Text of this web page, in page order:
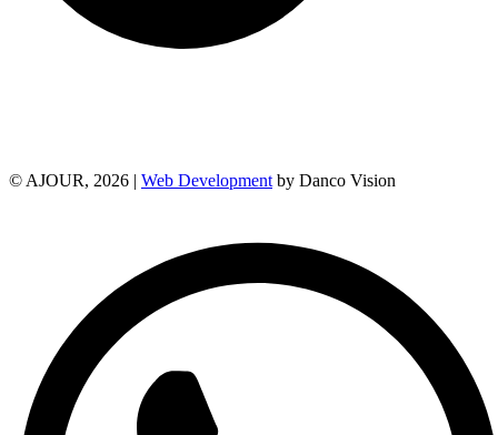
© AJOUR, 2026 | Web Development by Danco Vision